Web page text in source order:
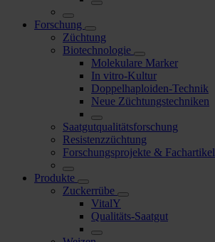
Forschung
Züchtung
Biotechnologie
Molekulare Marker
In vitro-Kultur
Doppelhaploiden-Technik
Neue Züchtungstechniken
Saatgutqualitätsforschung
Resistenzzüchtung
Forschungsprojekte & Fachartikel
Produkte
Zuckerrübe
VitalY
Qualitäts-Saatgut